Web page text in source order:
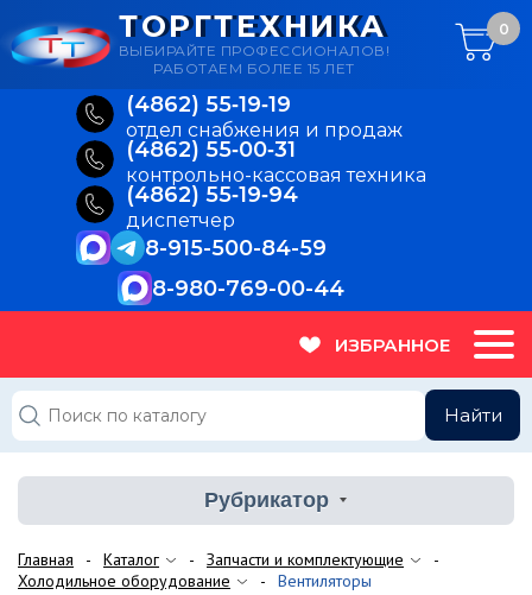
(4862) 55‑19‑19
отдел снабжения и продаж
(4862) 55‑00‑31
контрольно-кассовая техника
(4862) 55‑19‑94
диспетчер
8-915-500-84-59
8-980-769-00-44
ТОРГТЕХНИКА
ВЫБИРАЙТЕ ПРОФЕССИОНАЛОВ!
РАБОТАЕМ БОЛЕЕ 15 ЛЕТ
0
ИЗБРАННОЕ
Найти
Рубрикатор
Главная Каталог
Запчасти и комплектующие
Холодильное оборудование
Вентиляторы